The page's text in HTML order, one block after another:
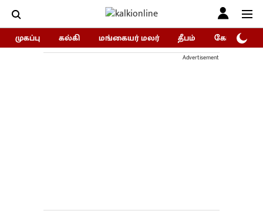
முகப்பு கல்கி மங்கையர் மலர் தீபம் கோகுலம்/
Advertisement